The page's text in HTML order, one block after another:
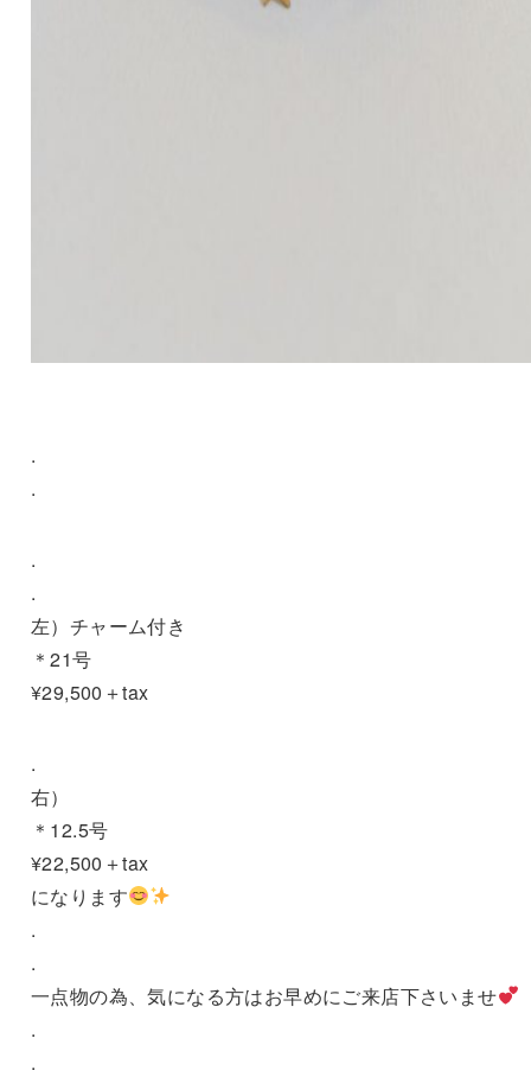
.
.
.
.
左）チャーム付き
＊21号
¥29,500＋tax
.
右）
＊12.5号
¥22,500＋tax
になります
.
.
一点物の為、気になる方はお早めにご来店下さいませ
.
.